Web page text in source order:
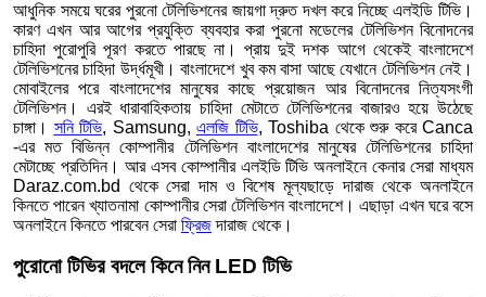
আধুনিক সময়ে ঘরের পুরনো টেলিভিশনের জায়গা দ্রুত দখল করে নিচ্ছে এলইডি টিভি।
কারণ এখন আর আগের প্রযুক্তি ব্যবহার করা পুরনো মডেলের টেলিভিশন বিনোদনের
চাহিদা পুরোপুরি পূরণ করতে পারছে না। প্রায় দুই দশক আগে থেকেই বাংলাদেশে
টেলিভিশনের চাহিদা উর্দ্ধমূখী। বাংলাদেশে খুব কম বাসা আছে যেখানে টেলিভিশন নেই।
মোবাইলের পরে বাংলাদেশের মানুষের কাছে প্রয়োজন আর বিনোদনের নিত্যসংগী
টেলিভিশন। এরই ধারাবাহিকতায় চাহিদা মেটাতে টেলিভিশনের বাজারও হয়ে উঠেছে
চাঙ্গা। সনি টিভি, Samsung, এলজি টিভি, Toshiba থেকে শুরু করে Canca
-এর মত বিভিন্ন কোম্পানীর টেলিভিশন বাংলাদেশের মানুষের টেলিভিশনের চাহিদা
মেটাচ্ছে প্রতিদিন। আর এসব কোম্পানীর এলইডি টিভি অনলাইনে কেনার সেরা মাধ্যম
Daraz.com.bd থেকে সেরা দাম ও বিশেষ মূল্যছাড়ে দারাজ থেকে অনলাইনে
কিনতে পারেন খ্যাতনামা কোম্পানীর সেরা টেলিভিশন বাংলাদেশে। এছাড়া এখন ঘরে বসে
অনলাইনে কিনতে পারবেন সেরা ফ্রিজদারাজ থেকে।
পুরোনো টিভির বদলে কিনে নিন LED টিভি